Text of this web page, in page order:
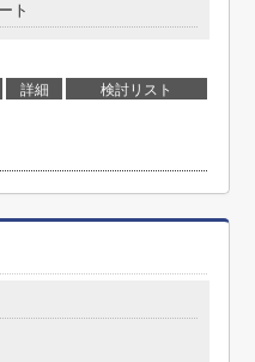
ト
詳細 検討リスト